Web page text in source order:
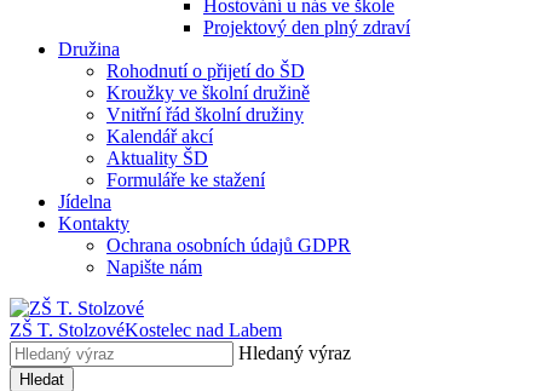
Hostování u nás ve škole
Projektový den plný zdraví
Družina
Rohodnutí o přijetí do ŠD
Kroužky ve školní družině
Vnitřní řád školní družiny
Kalendář akcí
Aktuality ŠD
Formuláře ke stažení
Jídelna
Kontakty
Ochrana osobních údajů GDPR
Napište nám
ZŠ T. StolzovéKostelec nad Labem
Hledaný výraz
Hledat